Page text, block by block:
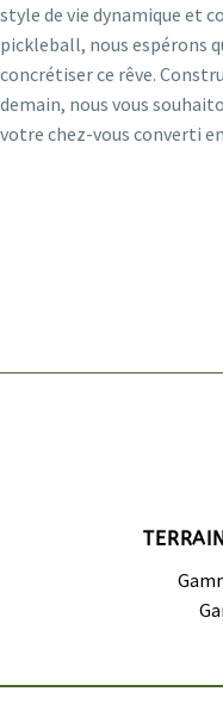
style de vie dynamique et
pickleball, nous espérons
concrétiser ce rêve.
demain, nous vous
votre chez-vous converti